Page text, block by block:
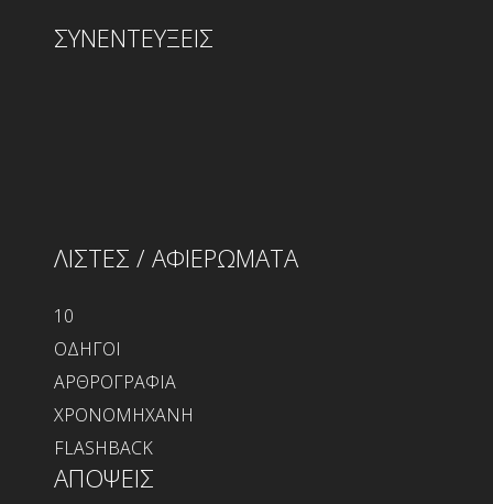
ΣΥΝΕΝΤΕΥΞΕΙΣ
ΛΙΣΤΕΣ / ΑΦΙΕΡΩΜΑΤΑ
10
ΟΔΗΓΟΙ
ΑΡΘΡΟΓΡΑΦΙΑ
ΧΡΟΝΟΜΗΧΑΝΗ
FLASHBACK
ΑΠΟΨΕΙΣ